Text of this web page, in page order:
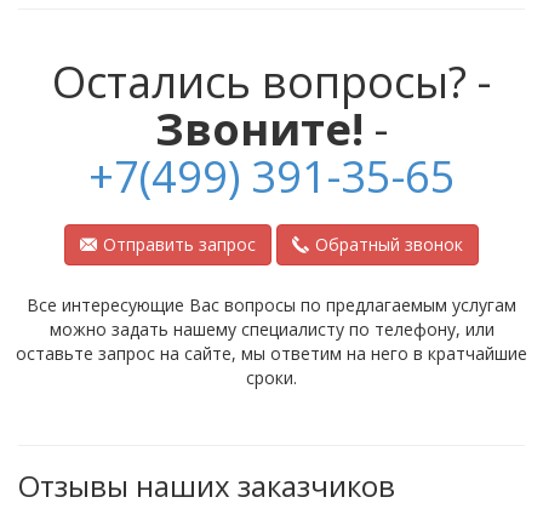
Остались вопросы? -
Звоните! -
+7(499) 391-35-65
Отправить запрос Обратный звонок
Все интересующие Вас вопросы по предлагаемым услугам
можно задать нашему специалисту по телефону, или
оставьте запрос на сайте, мы ответим на него в кратчайшие
сроки.
Отзывы наших заказчиков